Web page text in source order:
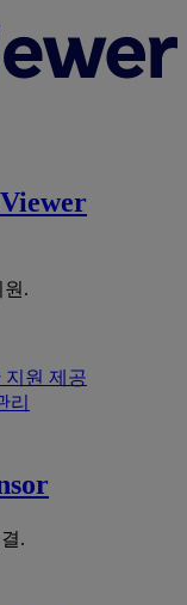
.
지원 제공
리
.